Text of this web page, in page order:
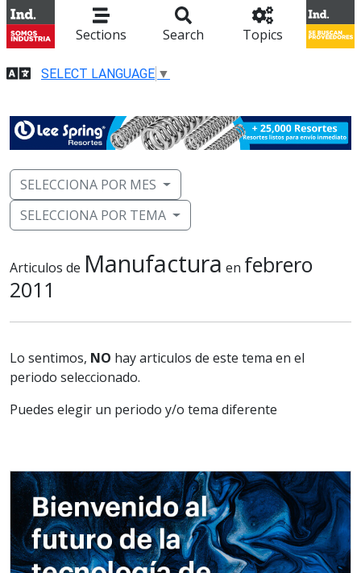
Sections Search Topics
SELECT LANGUAGE ▼
SELECCIONA POR MES
SELECCIONA POR TEMA
Articulos de Manufactura en febrero
2011
Lo sentimos, NO hay articulos de este tema en el
periodo seleccionado.
Puedes elegir un periodo y/o tema diferente